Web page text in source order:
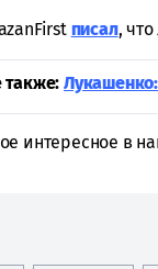
писал,
также:
интересное в